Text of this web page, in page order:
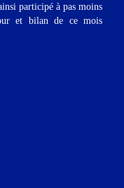
participé à pas moins
et bilan de ce mois